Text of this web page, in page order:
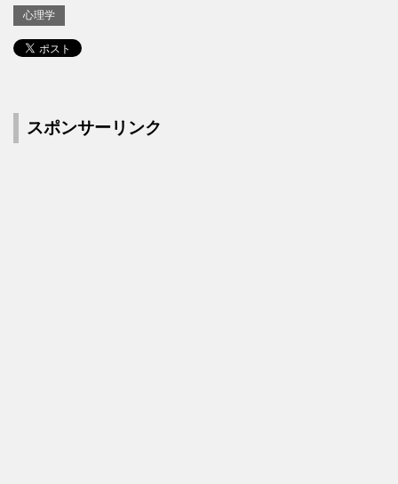
心理学
スポンサーリンク